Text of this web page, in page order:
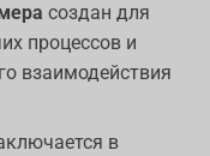
создан для
процессов и
взаимодействия
в